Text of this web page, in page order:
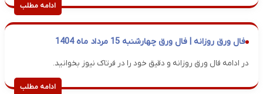
ادامه مطلب
فال ورق روزانه | فال ورق چهارشنبه 15 مرداد ماه 1404
در ادامه فال ورق روزانه و دقیق خود را در فرتاک نیوز بخوانید.
ادامه مطلب